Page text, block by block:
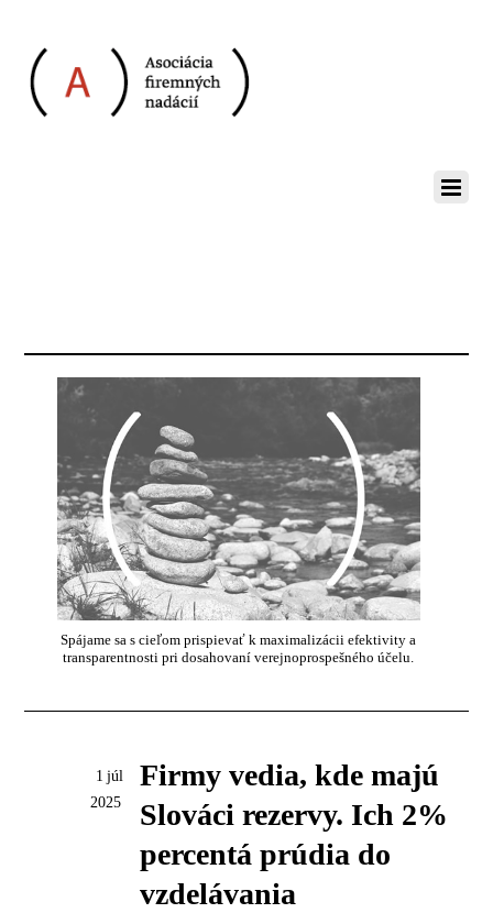
Spájame sa s cieľom prispievať k maximalizácii efektivity a
transparentnosti pri dosahovaní verejnoprospešného účelu.
1 júl
2025
Firmy vedia, kde majú
Slováci rezervy. Ich 2%
percentá prúdia do
vzdelávania